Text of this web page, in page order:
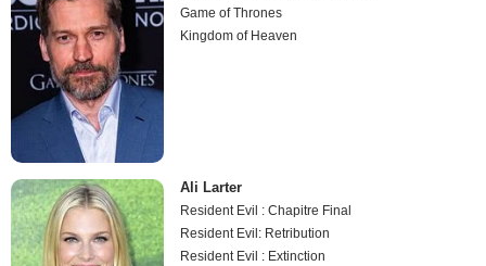
Game of Thrones
Kingdom of Heaven
Ali Larter
Resident Evil : Chapitre Final
Resident Evil: Retribution
Resident Evil : Extinction